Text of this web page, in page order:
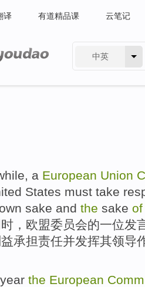
译 有道精品课 云笔记
中英
, a European Union
States must take
sake and the sake of
， 欧盟委员会的一位发
承担责任并发挥其领导
the European